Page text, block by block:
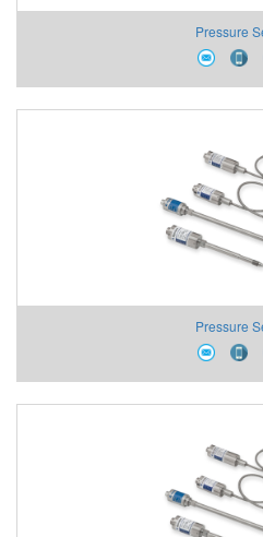
Pressure
Pressure